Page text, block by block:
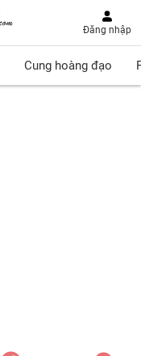
Đăng nhập
Cung hoàng đạo